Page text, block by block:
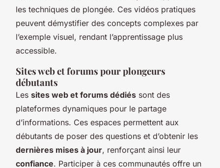
les techniques de plongée. Ces vidéos pratiques
peuvent démystifier des concepts complexes par
l’exemple visuel, rendant l’apprentissage plus
accessible.
Sites web et forums pour plongeurs
débutants
Les sites web et forums dédiés sont des
plateformes dynamiques pour le partage
d’informations. Ces espaces permettent aux
débutants de poser des questions et d’obtenir les
dernières mises à jour, renforçant ainsi leur
confiance. Participer à ces communautés offre un